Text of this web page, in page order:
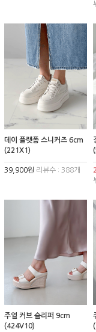
데이 플랫폼 스니커즈 6cm
(221X1)
39,900원 리뷰수 : 388개
주얼 커브 슬리퍼 9cm
(424V10)